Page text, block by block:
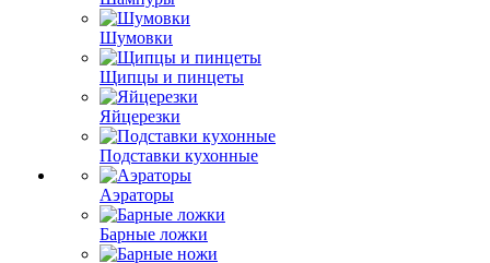
Шумовки
Щипцы и пинцеты
Яйцерезки
Подставки кухонные
Аэраторы
Барные ложки